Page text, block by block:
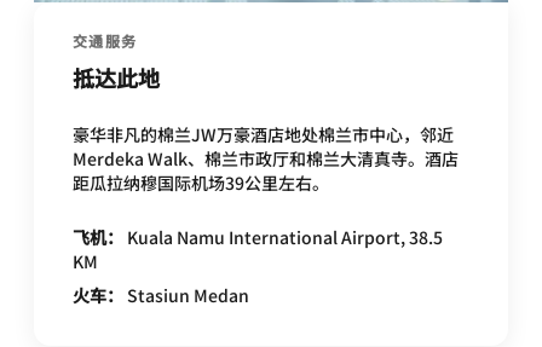
交通服务
抵达此地
豪华非凡的棉兰JW万豪酒店地处棉兰市中心，邻近
Merdeka Walk、棉兰市政厅和棉兰大清真寺。酒店
距瓜拉纳穆国际机场39公里左右。
飞机： Kuala Namu International Airport, 38.5
KM
火车： Stasiun Medan